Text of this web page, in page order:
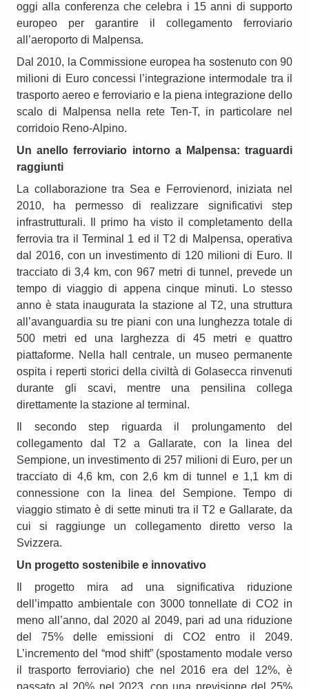
oggi alla conferenza che celebra i 15 anni di supporto
europeo per garantire il collegamento ferroviario
all’aeroporto di Malpensa.
Dal 2010, la Commissione europea ha sostenuto con 90
milioni di Euro concessi l’integrazione intermodale tra il
trasporto aereo e ferroviario e la piena integrazione dello
scalo di Malpensa nella rete Ten-T, in particolare nel
corridoio Reno-Alpino.
Un anello ferroviario intorno a Malpensa: traguardi
raggiunti
La collaborazione tra Sea e Ferrovienord, iniziata nel
2010, ha permesso di realizzare significativi step
infrastrutturali. Il primo ha visto il completamento della
ferrovia tra il Terminal 1 ed il T2 di Malpensa, operativa
dal 2016, con un investimento di 120 milioni di Euro. Il
tracciato di 3,4 km, con 967 metri di tunnel, prevede un
tempo di viaggio di appena cinque minuti. Lo stesso
anno è stata inaugurata la stazione al T2, una struttura
all’avanguardia su tre piani con una lunghezza totale di
500 metri ed una larghezza di 45 metri e quattro
piattaforme. Nella hall centrale, un museo permanente
ospita i reperti storici della civiltà di Golasecca rinvenuti
durante gli scavi, mentre una pensilina collega
direttamente la stazione al terminal.
Il secondo step riguarda il prolungamento del
collegamento dal T2 a Gallarate, con la linea del
Sempione, un investimento di 257 milioni di Euro, per un
tracciato di 4,6 km, con 2,6 km di tunnel e 1,1 km di
connessione con la linea del Sempione. Tempo di
viaggio stimato è di sette minuti tra il T2 e Gallarate, da
cui si raggiunge un collegamento diretto verso la
Svizzera.
Un progetto sostenibile e innovativo
Il progetto mira ad una significativa riduzione
dell’impatto ambientale con 3000 tonnellate di CO2 in
meno all’anno, dal 2020 al 2049, pari ad una riduzione
del 75% delle emissioni di CO2 entro il 2049.
L’incremento del “mod shift” (spostamento modale verso
il trasporto ferroviario) che nel 2016 era del 12%, è